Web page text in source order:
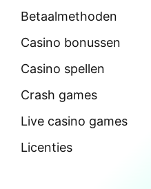
Betaalmethoden
Casino bonussen
Casino spellen
Crash games
Live casino games
Licenties